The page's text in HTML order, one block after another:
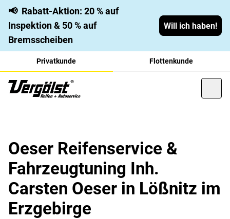
📢 Rabatt-Aktion: 20 % auf
Inspektion & 50 % auf
Bremsscheiben
Will ich haben!
Privatkunde Flottenkunde
Oeser Reifenservice &
Fahrzeugtuning Inh.
Carsten Oeser in Lößnitz im
Erzgebirge